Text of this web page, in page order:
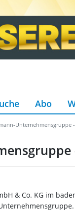
Abo
& Co. KG im